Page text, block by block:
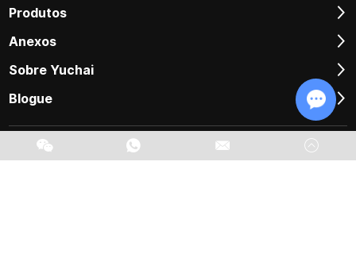
Produtos
Anexos
Sobre Yuchai
Blogue
Copyright @ Guangxi Yuchai Heavy Industry Co., Ltd. Todos os
Chat